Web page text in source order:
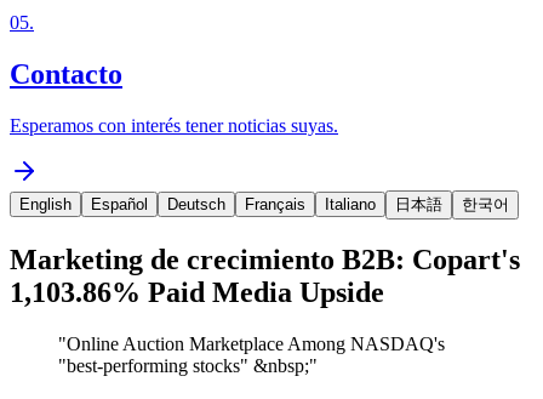
05.
Contacto
Esperamos con interés tener noticias suyas.
English Español Deutsch Français Italiano 日本語 한국어
Marketing de crecimiento B2B: Copart's
1,103.86% Paid Media Upside
"Online Auction Marketplace Among NASDAQ's
"best-performing stocks" &nbsp;"